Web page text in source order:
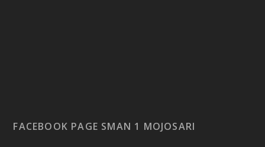
FACEBOOK PAGE SMAN 1 MOJOSARI